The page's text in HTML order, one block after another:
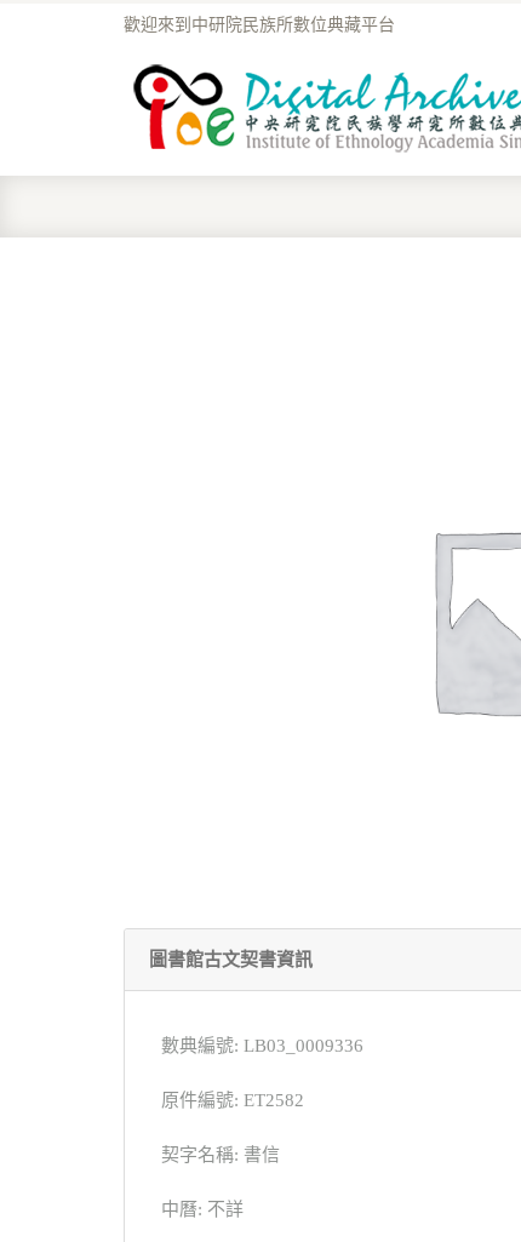
歡迎來到中研院民族所數位典藏平台
圖書館古文契書資訊
數典編號: LB03_0009336
原件編號: ET2582
契字名稱: 書信
中曆: 不詳